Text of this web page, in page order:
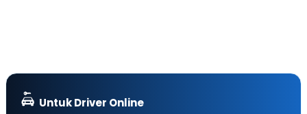
Untuk Driver Online